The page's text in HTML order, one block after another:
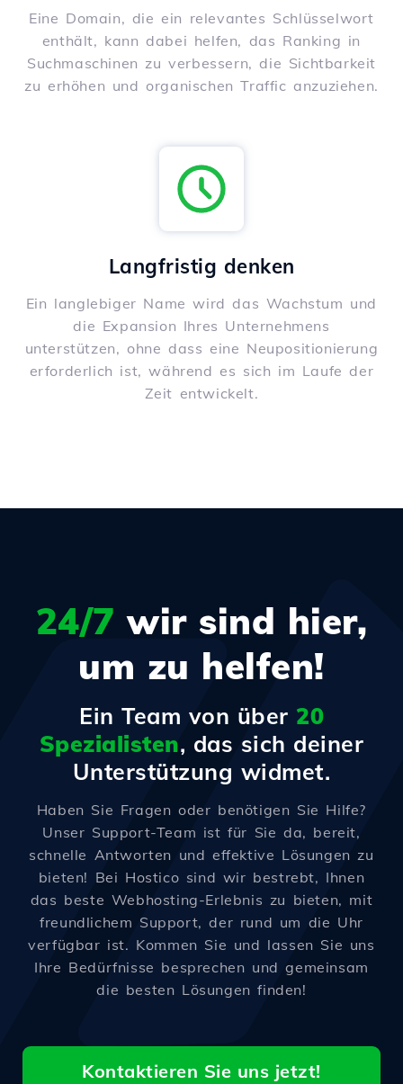
Eine Domain, die ein relevantes Schlüsselwort
enthält, kann dabei helfen, das Ranking in
Suchmaschinen zu verbessern, die Sichtbarkeit
zu erhöhen und organischen Traffic anzuziehen.
Langfristig denken
Ein langlebiger Name wird das Wachstum und
die Expansion Ihres Unternehmens
unterstützen, ohne dass eine Neupositionierung
erforderlich ist, während es sich im Laufe der
Zeit entwickelt.
24/7 wir sind hier,
um zu helfen!
Ein Team von über 20
Spezialisten, das sich deiner
Unterstützung widmet.
Haben Sie Fragen oder benötigen Sie Hilfe?
Unser Support-Team ist für Sie da, bereit,
schnelle Antworten und effektive Lösungen zu
bieten! Bei Hostico sind wir bestrebt, Ihnen
das beste Webhosting-Erlebnis zu bieten, mit
freundlichem Support, der rund um die Uhr
verfügbar ist. Kommen Sie und lassen Sie uns
Ihre Bedürfnisse besprechen und gemeinsam
die besten Lösungen finden!
Kontaktieren Sie uns jetzt!